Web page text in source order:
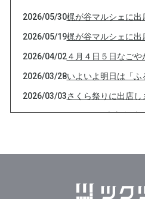
2026/05/30梶が谷マルシェに出
2026/05/19梶が谷マルシェに出
2026/04/02４月４日５日なごや
2026/03/28いよいよ明日は「ふ
2026/03/03さくら祭りに出店し
2026/02/03２月3日 恵方巻 当
2026/01/07恵方巻の予約販売し
秋の遊び場 in たか